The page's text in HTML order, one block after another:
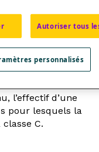
des garçons :
: 18 élèves Effectif
lunettes : 21
portent des
l’effectif d’une
pour lesquels la
C.
Autoriser tous
personnalisés